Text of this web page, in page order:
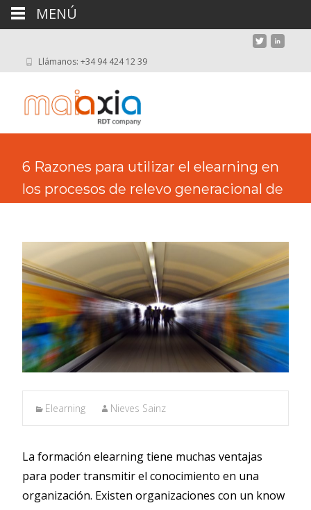
Llámanos: +34 94 424 12 39
6 Razones para utilizar el elearning en
los procesos de relevo generacional de
Elearning Nieves Sainz
La formación elearning tiene muchas ventajas
para poder transmitir el conocimiento en una
organización. Existen organizaciones con un know
MENÚ